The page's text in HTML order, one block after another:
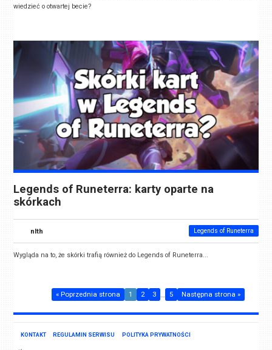
wiedzieć o otwartej becie?
Legends of Runeterra: karty oparte na
skórkach
nlth Legends of Runeterra
Wygląda na to, że skórki trafią również do Legends of Runeterra...
« Poprzednia strona 1 2 3 5 Następna strona »
KONTAKT REGULAMIN SERWISU POLITYKA PRYWATNOŚCI